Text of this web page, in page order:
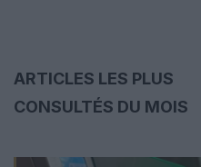
ARTICLES LES PLUS
CONSULTÉS DU MOIS